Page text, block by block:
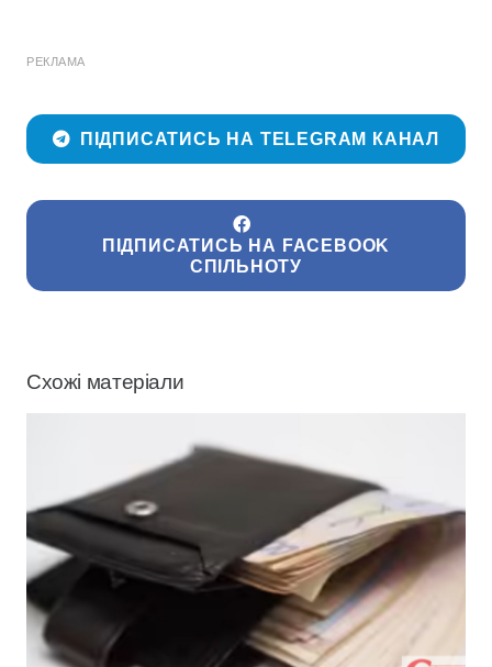
РЕКЛАМА
ПІДПИСАТИСЬ НА TELEGRAM КАНАЛ
ПІДПИСАТИСЬ НА FACEBOOK
СПІЛЬНОТУ
Схожі матеріали